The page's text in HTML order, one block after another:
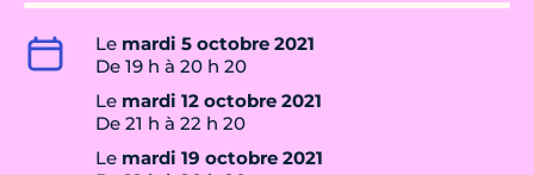
Le mardi 5 octobre 2021
De 19 h à 20 h 20
Le mardi 12 octobre 2021
De 21 h à 22 h 20
Le mardi 19 octobre 2021